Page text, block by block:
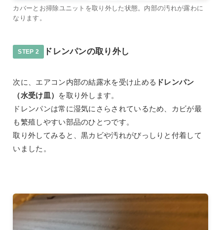
カバーとお掃除ユニットを取り外した状態。内部の汚れが露わに
なります。
STEP 2 ドレンパンの取り外し
次に、エアコン内部の結露水を受け止める ドレンパン
（水受け皿）
を取り外します。
ドレンパンは常に湿気にさらされているため、カビが最
も繁殖しやすい部品のひとつです。
取り外してみると、黒カビや汚れがびっしりと付着して
いました。